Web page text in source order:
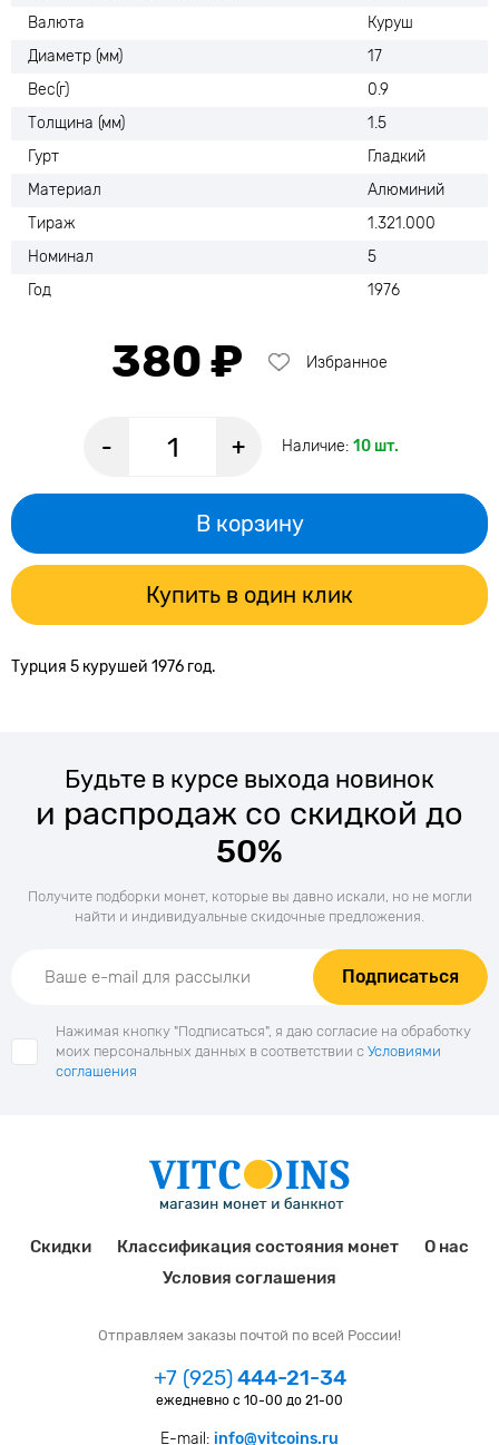
Валюта
Куруш
Диаметр (мм)
17
Вес(г)
0.9
Толщина (мм)
1.5
Гурт
Гладкий
Материал
Алюминий
Тираж
1.321.000
Номинал
5
Год
1976
380 ₽ Избранное
- + Наличие: 10 шт.
В корзину
Купить в один клик
Турция 5 курушей 1976 год.
Будьте в курсе выхода новинок
и распродаж со скидкой до
50%
Получите подборки монет, которые вы давно искали, но не могли
найти и индивидуальные скидочные предложения.
Подписаться
Нажимая кнопку "Подписаться", я даю согласие на обработку
моих персональных данных в соответствии с Условиями
соглашения
Скидки Классификация состояния монет
О нас
Условия соглашения
Отправляем заказы почтой по всей России!
+7 (925)444-21-34
ежедневно с 10-00 до 21-00
E-mail: info@vitcoins.ru